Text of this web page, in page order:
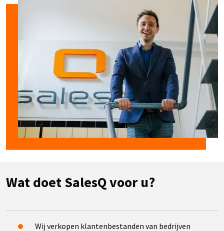
Wat doet SalesQ voor u?
Wij verkopen klantenbestanden van bedrijven